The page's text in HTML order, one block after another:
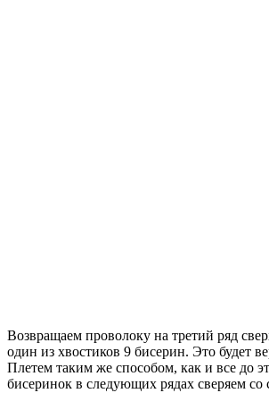
Возвращаем проволоку на третий ряд
один из хвостиков 9 бисерин. Это будет
Плетем таким же способом, как и все до
бисеринок в следующих рядах сверяем со